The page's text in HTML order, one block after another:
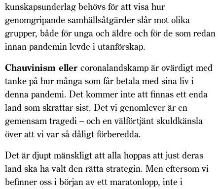
kunskapsunderlag behövs för att visa hur
genomgripande samhällsåtgärder slår mot olika
grupper, både för unga och äldre och för de som redan
innan pandemin levde i utanförskap.
Chauvinism eller coronalandskamp är ovärdigt med
tanke på hur många som får betala med sina liv i
denna pandemi. Det kommer inte att finnas ett enda
land som skrattar sist. Det vi genomlever är en
gemensam tragedi – och en välförtjänt skuldkänsla
över att vi var så dåligt förberedda.
Det är djupt mänskligt att alla hoppas att just deras
land ska ha valt den rätta strategin. Men eftersom vi
befinner oss i början av ett maratonlopp, inte i